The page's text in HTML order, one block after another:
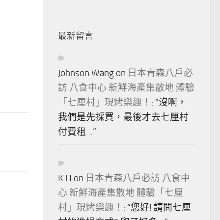
最新留言
Johnson.Wang on 日本青森八戶必
訪 八食中心 新鮮海產集散地 體驗
「七厘村」現烤樂趣！ : “沒啊，
我們是先採買，最後才去七厘村
付費租…”
K.H on 日本青森八戶必訪 八食中
心 新鮮海產集散地 體驗「七厘
村」現烤樂趣！ : “您好! 請問七厘